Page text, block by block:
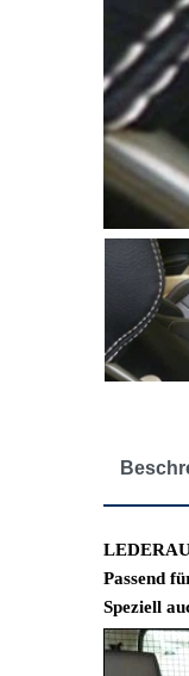
Passend
Speziell